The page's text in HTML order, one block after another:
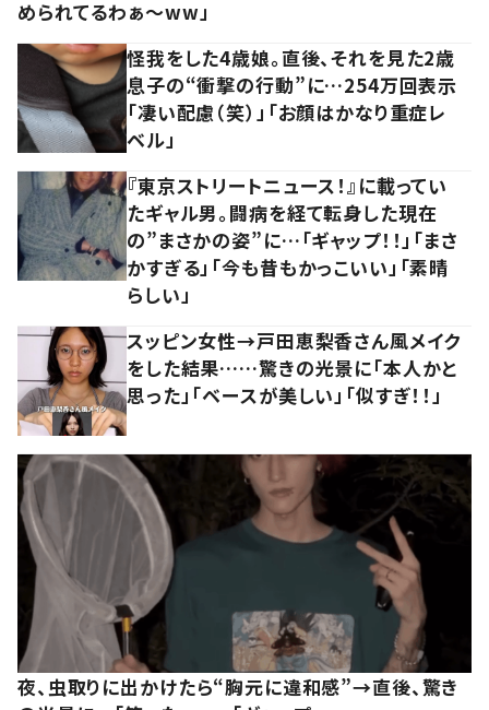
められてるわぁ～ww」
怪我をした4歳娘。直後、それを見た2歳
息子の“衝撃の行動”に…254万回表示
「凄い配慮（笑）」「お顔はかなり重症レ
ベル」
『東京ストリートニュース！』に載ってい
たギャル男。闘病を経て転身した現在
の”まさかの姿”に…「ギャップ！！」「まさ
かすぎる」「今も昔もかっこいい」「素晴
らしい」
スッピン女性→戸田恵梨香さん風メイク
をした結果……驚きの光景に「本人かと
思った」「ベースが美しい」「似すぎ！！」
夜、虫取りに出かけたら“胸元に違和感”→直後、驚き